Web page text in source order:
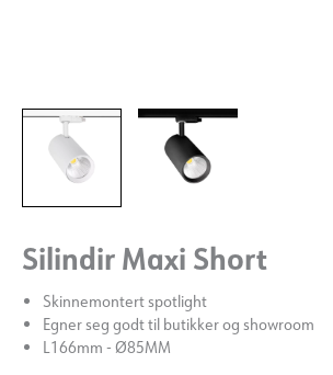
Silindir Maxi Short
Skinnemontert spotlight
Egner seg godt til butikker og showroom
L166mm - Ø85MM